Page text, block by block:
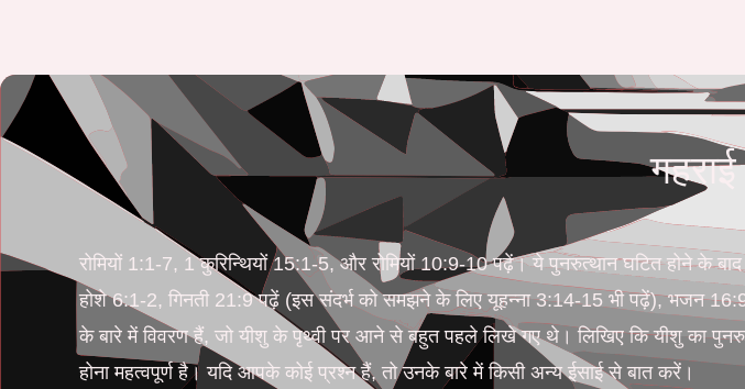
रोमियों 1:1-7, 1 कुरिन्थियों 15:1-5, और रोमियों 10:9-10 पढ़ें। ये पुनरुत्थान घटित होने के
होशे 6:1-2, गिनती 21:9 पढ़ें (इस संदर्भ को समझने के लिए यूहन्ना 3:14-15 भी पढ़ें), भजन
के बारे में विवरण हैं, जो यीशु के पृथ्वी पर आने से बहुत पहले लिखे गए थे। लिखिए कि यीशु का
होना महत्वपूर्ण है। यदि आपके कोई प्रश्न हैं, तो उनके बारे में किसी अन्य ईसाई से बात करें।